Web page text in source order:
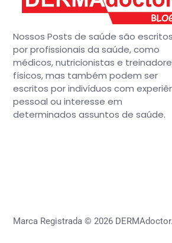
Nossos Posts de saúde são escritos
por profissionais da saúde, como
médicos, nutricionistas e
físicos, mas também podem ser
escritos por indivíduos com
pessoal ou interesse em
determinados assuntos de saúde.
Marca Registrada © 2026